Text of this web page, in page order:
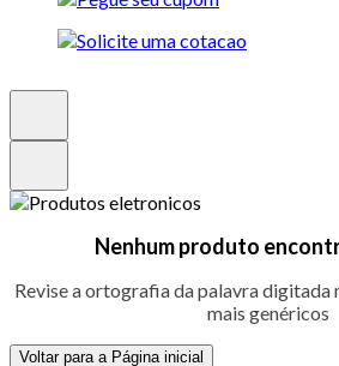
Nenhum produto
Revise a ortografia da palavra digitada
mais genéricos
Voltar para a Página inicial